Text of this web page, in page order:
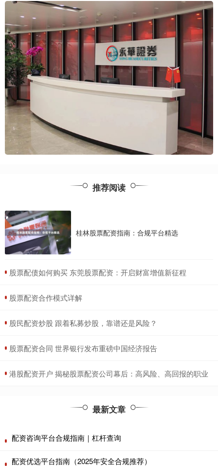
推荐阅读
桂林股票配资指南：合规平台精选
​股票配债如何购买 东莞股票配资：开启财富增值新征程
​股票配资合作模式详解
​股民配资炒股 跟着私募炒股，靠谱还是风险？
​股票配资合同 世界银行发布重磅中国经济报告
​港股配资开户 揭秘股票配资公司幕后：高风险、高回报的职业
最新文章
配资咨询平台合规指南｜杠杆查询
配资优选平台指南（2025年安全合规推荐）